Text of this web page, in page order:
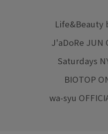
Life&Beauty
J'aDoRe JUN
Saturdays
BIOTOP
wa-syu